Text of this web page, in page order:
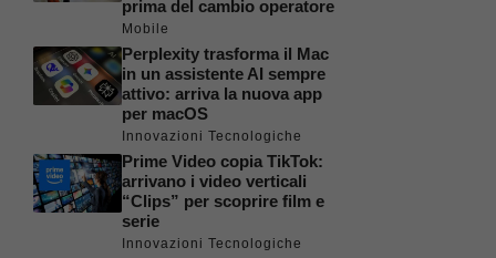
prima del cambio operatore
Mobile
Perplexity trasforma il Mac
in un assistente AI sempre
attivo: arriva la nuova app
per macOS
Innovazioni Tecnologiche
Prime Video copia TikTok:
arrivano i video verticali
“Clips” per scoprire film e
serie
Innovazioni Tecnologiche